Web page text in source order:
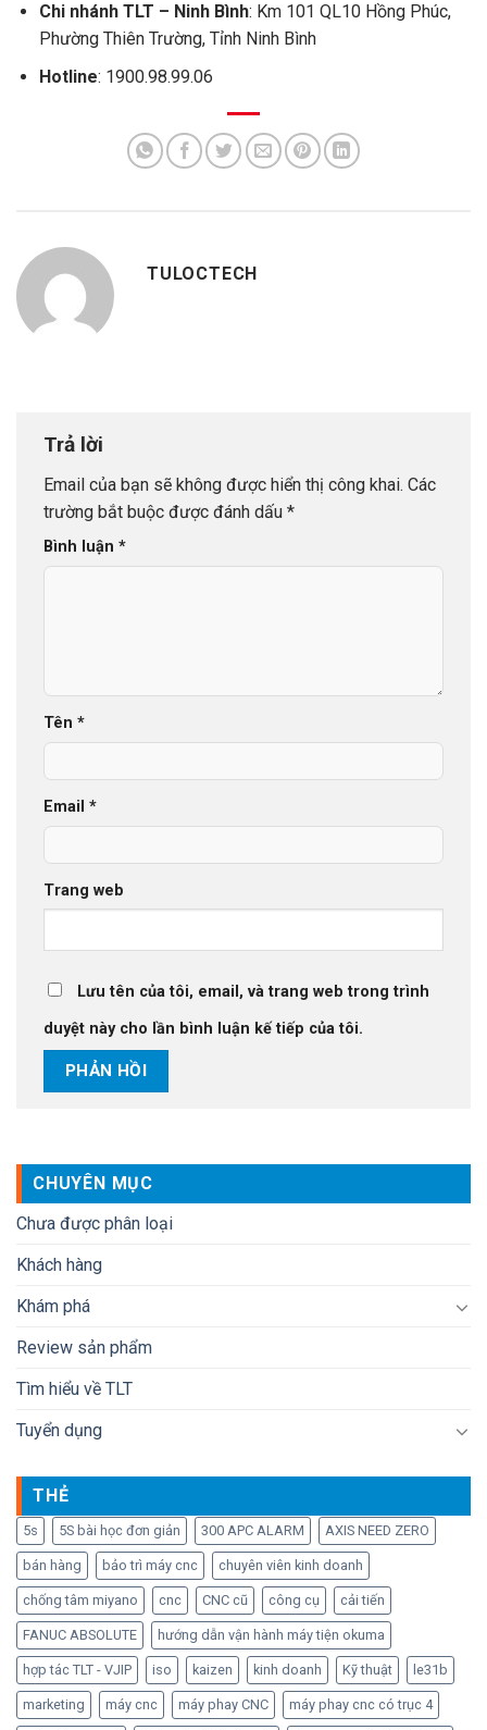
Chi nhánh TLT – Ninh Bình: Km 101 QL10 Hồng Phúc,
Phường Thiên Trường, Tỉnh Ninh Bình
Hotline: 1900.98.99.06
TULOCTECH
Trả lời
Email của bạn sẽ không được hiển thị công khai. Các
trường bắt buộc được đánh dấu *
Bình luận *
Tên *
Email *
Trang web
Lưu tên của tôi, email, và trang web trong trình
duyệt này cho lần bình luận kế tiếp của tôi.
CHUYÊN MỤC
Chưa được phân loại
Khách hàng
Khám phá
Review sản phẩm
Tìm hiểu về TLT
Tuyển dụng
THẺ
5s 5S bài học đơn giản 300 APC ALARM AXIS NEED ZERO
bán hàng bảo trì máy cnc chuyên viên kinh doanh
chống tâm miyano cnc CNC cũ công cụ cải tiến
FANUC ABSOLUTE hướng dẫn vận hành máy tiện okuma
hợp tác TLT - VJIP iso kaizen kinh doanh Kỹ thuật le31b
marketing máy cnc máy phay CNC máy phay cnc có trục 4